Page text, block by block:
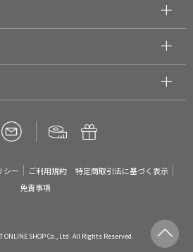
シー ご利用規約
特定商取引法に基づく表示
免責事項
ONLINE SHOP Co., Ltd. All Rights Reserved.